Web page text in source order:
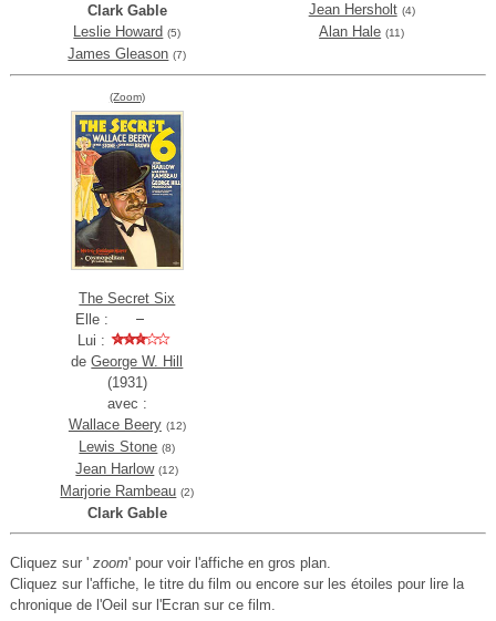
Clark Gable
Leslie Howard (5)
James Gleason (7)
Jean Hersholt (4)
Alan Hale (11)
(Zoom)
The Secret Six
Elle :
Lui :
deGeorge W. Hill
(1931)
avec :
Wallace Beery (12)
Lewis Stone (8)
Jean Harlow (12)
Marjorie Rambeau (2)
Clark Gable
Cliquez sur ' zoom' pour voir l'affiche en gros plan.
Cliquez sur l'affiche, le titre du film ou encore sur les étoiles pour lire la
chronique de l'Oeil sur l'Ecran sur ce film.